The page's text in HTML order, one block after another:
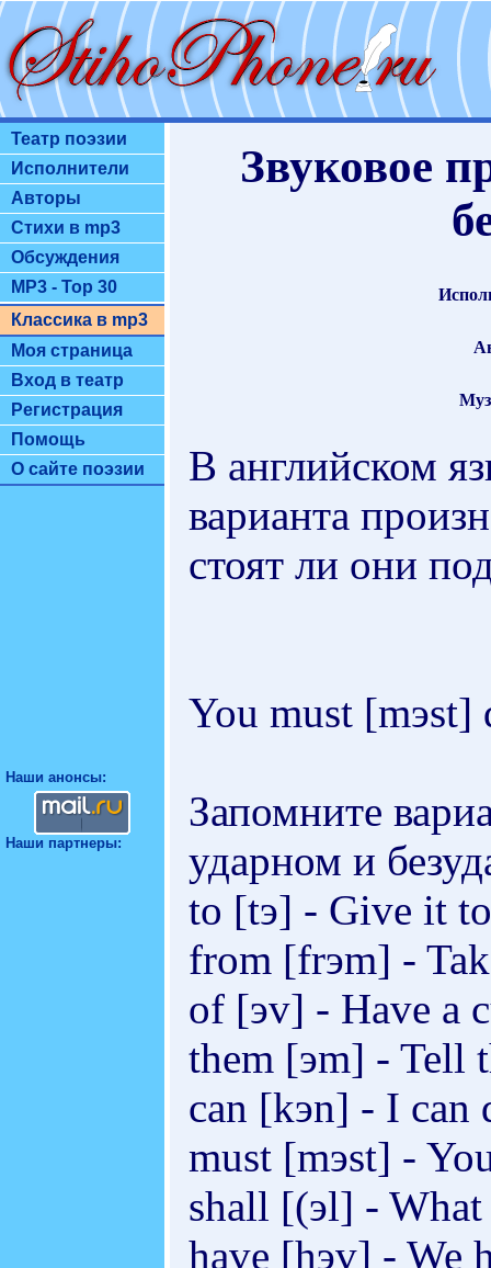
Театр поэзии
Исполнители
Авторы
Стихи в mp3
Обсуждения
MP3 - Top 30
Классика в mp3
Моя страница
Вход в театр
Регистрация
Помощь
О сайте поэзии
Наши анонсы:
Наши партнеры:
Звуковое
В английском
варианта
стоят ли они
You must
Запомните
ударном и
to [tэ] - Give it
from [frэm] -
of [эv] - Have a
them [эm] - Tell
can [kэn] - I can
must [mэst] -
shall [(эl] -
have [hэv] - We